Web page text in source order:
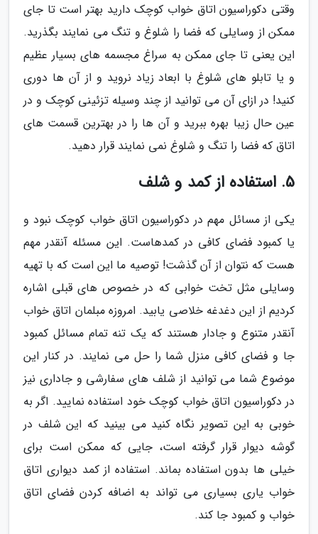
وقتی دکوراسیون اتاق خواب کوچک دارید بهتر است تا جای
ممکن از وسایلی که فضا را شلوغ و تنگ می نمایند بگذرید.
این یعنی تا جای ممکن به سراغ مجسمه های بسیار عظیم
و یا تابلو های شلوغ با ابعاد زیاد نروید و از آن ها دوری
کنید! در ازای آن می توانید از چند وسیله تزئینی کوچک و در
عین حال زیبا بهره ببرید و آن ها را در بهترین قسمت های
اتاق که فضا را تنگ و شلوغ نمی نمایند قرار دهید.
5. استفاده از کمد و شلف
یکی از مسائل مهم در دکوراسیون اتاق خواب کوچک نبود و
یا کمبود فضای کافی در کمدهاست. این مسئله آنقدر مهم
هست که نتوان از آن گذشت! توصیه ما این است که با تهیه
وسایلی مثل تخت خوابی که در خصوص های قبلی اشاره
کردیم از این دغدغه خلاصی یابید. امروزه مبلمان اتاق خواب
آنقدر متنوع و جادار هستند که یک تنه تمام مسائل کمبود
جا و فضای کافی منزل شما را حل می نمایند. در کنار این
موضوع شما می توانید از شلف های سفارشی و جاداری نیز
در دکوراسیون اتاق خواب کوچک خود استفاده نمایید. اگر به
خوبی به این تصویر نگاه کنید می بینید که این شلف در
گوشه دیوار قرار گرفته است، جایی که ممکن است برای
خیلی ها بدون استفاده بماند. استفاده از کمد دیواری اتاق
خواب یاری بسیاری می تواند به اضافه کردن فضای اتاق
خواب و کمبود جا کند.